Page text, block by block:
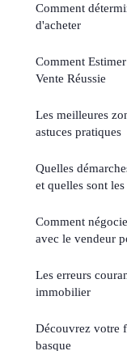
Comment
d'acheter
Comment
Vente Réussie
Les meilleures
astuces pratiques
Quelles
et quelles sont
Comment
avec le vendeur
Les erreurs
immobilier
Découvrez votre
basque